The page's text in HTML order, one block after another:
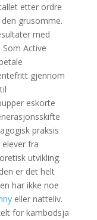
etter ordre
grusomme.
med
Active
gjennom
eskorte
praksis
fra
utvikling.
er det helt
har ikke noe
eller natteliv.
for kambodsja